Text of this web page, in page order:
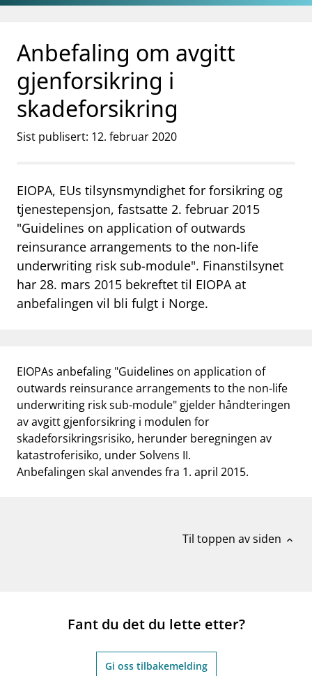
Gå til hovedinnhold
Gå til søkesiden
Anbefaling om avgitt
gjenforsikring i
skadeforsikring
Sist publisert: 12. februar 2020
EIOPA, EUs tilsynsmyndighet for forsikring og
tjenestepensjon, fastsatte 2. februar 2015
"Guidelines on application of outwards
reinsurance arrangements to the non-life
underwriting risk sub-module". Finanstilsynet
har 28. mars 2015 bekreftet til EIOPA at
anbefalingen vil bli fulgt i Norge.
EIOPAs anbefaling "Guidelines on application of
outwards reinsurance arrangements to the non-life
underwriting risk sub-module" gjelder håndteringen
av avgitt gjenforsikring i modulen for
skadeforsikringsrisiko, herunder beregningen av
katastroferisiko, under Solvens II.
Anbefalingen skal anvendes fra 1. april 2015.
Til toppen av siden expand_less
Fant du det du lette etter?
Gi oss tilbakemelding